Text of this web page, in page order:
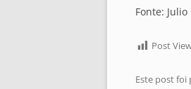
Fonte:
Post
Este post foi